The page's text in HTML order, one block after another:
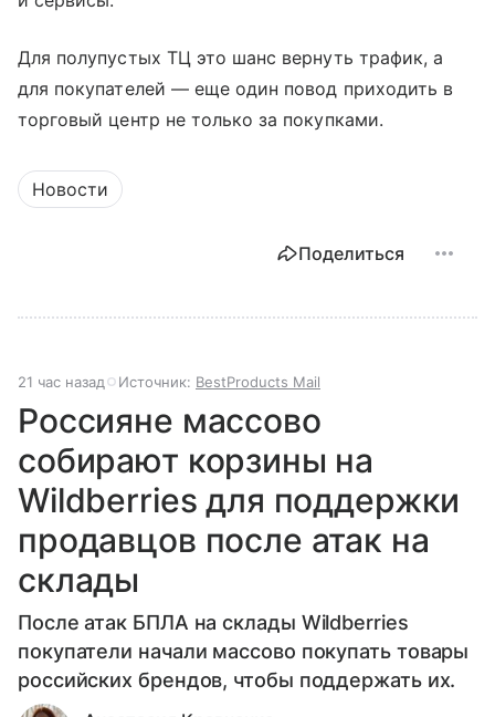
Для полупустых ТЦ это шанс вернуть трафик, а
для покупателей — еще один повод приходить в
торговый центр не только за покупками.
Новости
Поделиться
21 час назад Источник: BestProducts Mail
Россияне массово
собирают корзины на
Wildberries для поддержки
продавцов после атак на
склады
После атак БПЛА на склады Wildberries
покупатели начали массово покупать товары
российских брендов, чтобы поддержать их.